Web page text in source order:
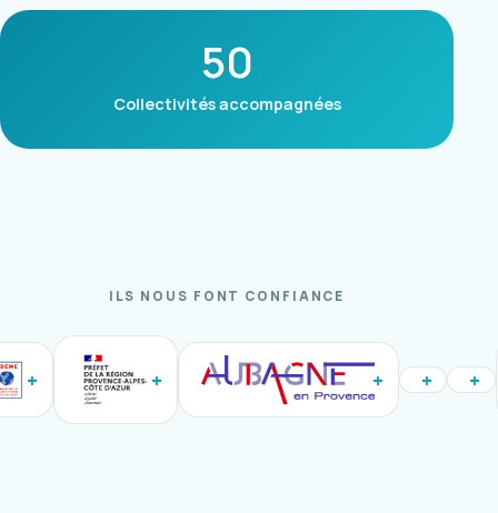
50
Collectivités accompagnées
ILS NOUS FONT CONFIANCE